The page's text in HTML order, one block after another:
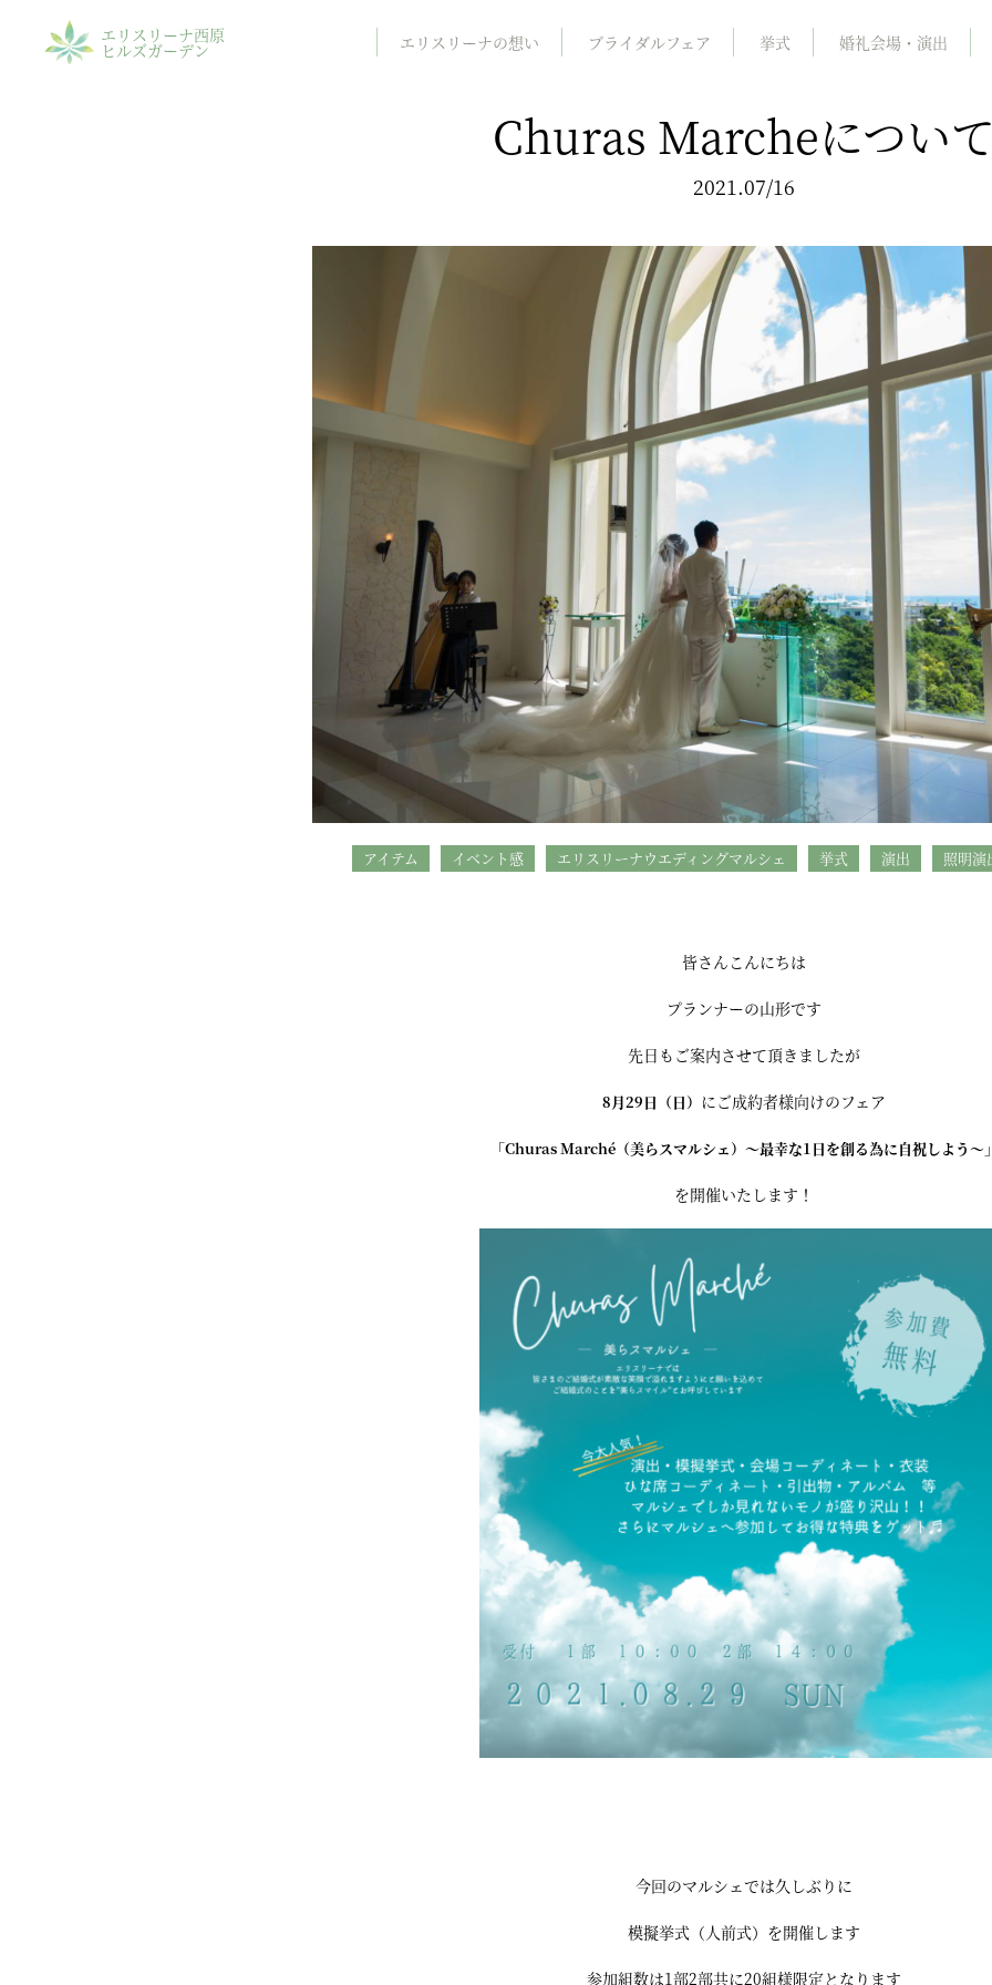
エリスリーナ西原
ヒルズガーデン エリスリーナの想い ブライダルフェア 挙式 婚礼会場・演出
Churas Marcheについ
2021.07/16
アイテム イベント感 エリスリーナウエディングマルシェ 挙式 演出 照明演
皆さんこんにちは
プランナーの山形です
先日もご案内させて頂きましたが
8月29日（日） にご成約者様向けのフェア
「Churas Marché（美らスマルシェ）～最幸な1日を創る為に自祝しよう～
を開催いたします！
今回のマルシェでは久しぶりに
模擬挙式（人前式）を開催します
参加組数は1部2部共に20組様限定となります